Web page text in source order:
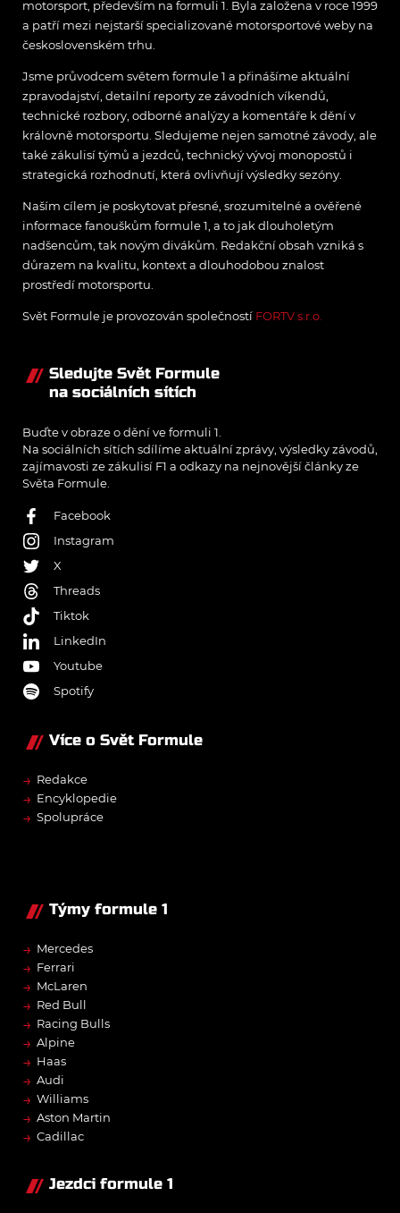
motorsport, především na formuli 1. Byla založena v roce 1999
a patří mezi nejstarší specializované motorsportové weby na
československém trhu.
Jsme průvodcem světem formule 1 a přinášíme aktuální
zpravodajství, detailní reporty ze závodních víkendů,
technické rozbory, odborné analýzy a komentáře k dění v
královně motorsportu. Sledujeme nejen samotné závody, ale
také zákulisí týmů a jezdců, technický vývoj monopostů i
strategická rozhodnutí, která ovlivňují výsledky sezóny.
Naším cílem je poskytovat přesné, srozumitelné a ověřené
informace fanouškům formule 1, a to jak dlouholetým
nadšencům, tak novým divákům. Redakční obsah vzniká s
důrazem na kvalitu, kontext a dlouhodobou znalost
prostředí motorsportu.
Svět Formule je provozován společností FORTV s.r.o.
Sledujte Svět Formule
na sociálních sítích
Buďte v obraze o dění ve formuli 1.
Na sociálních sítích sdílíme aktuální zprávy, výsledky závodů,
zajímavosti ze zákulisí F1 a odkazy na nejnovější články ze
Světa Formule.
Facebook
Instagram
X
Threads
Tiktok
LinkedIn
Youtube
Spotify
Více o Svět Formule
→ Redakce
→ Encyklopedie
→ Spolupráce
Týmy formule 1
→ Mercedes
→ Ferrari
→ McLaren
→ Red Bull
→ Racing Bulls
→ Alpine
→ Haas
→ Audi
→ Williams
→ Aston Martin
→ Cadillac
Jezdci formule 1